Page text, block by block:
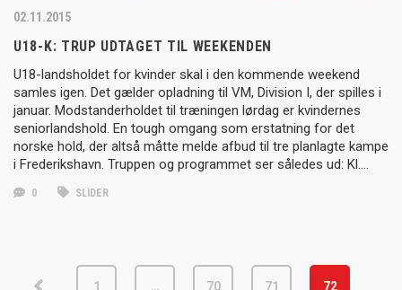
02.11.2015
U18-K: TRUP UDTAGET TIL WEEKENDEN
U18-landsholdet for kvinder skal i den kommende weekend
samles igen. Det gælder opladning til VM, Division I, der spilles i
januar. Modstanderholdet til træningen lørdag er kvindernes
seniorlandshold. En tough omgang som erstatning for det
norske hold, der altså måtte melde afbud til tre planlagte kampe
i Frederikshavn. Truppen og programmet ser således ud: Kl….
0 SLIDER
1 … 70 71 72